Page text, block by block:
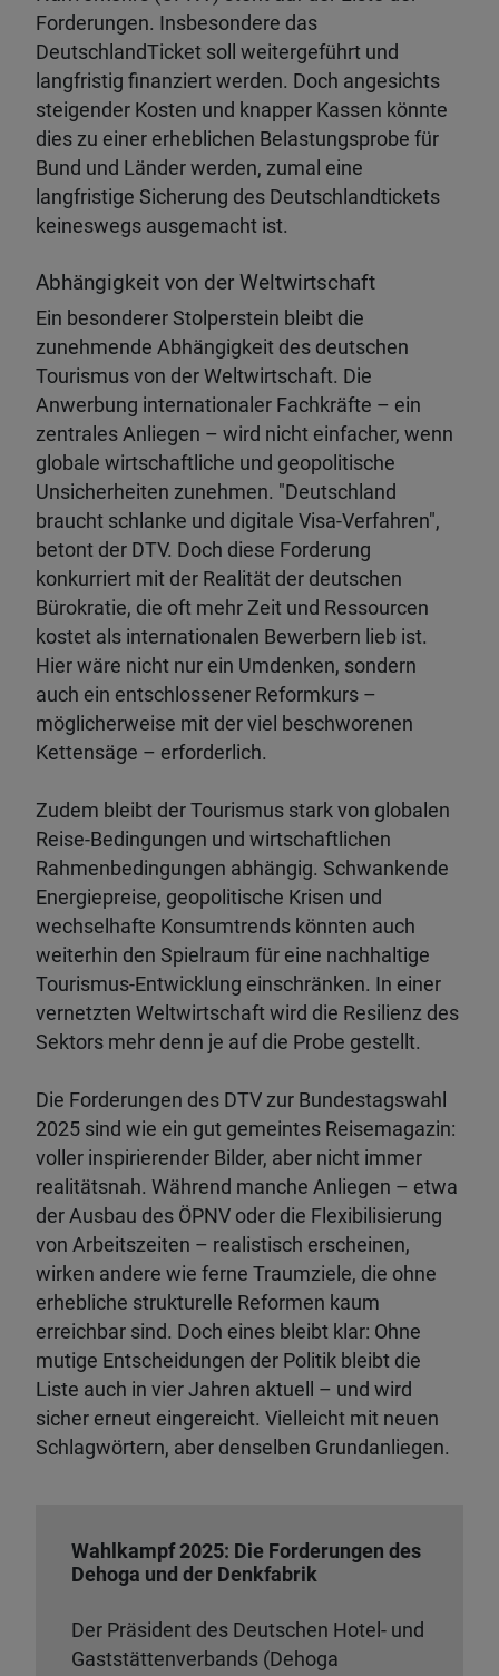
Forderungen. Insbesondere das
DeutschlandTicket soll weitergeführt und
langfristig finanziert werden. Doch angesichts
steigender Kosten und knapper Kassen könnte
dies zu einer erheblichen Belastungsprobe für
Bund und Länder werden, zumal eine
langfristige Sicherung des Deutschlandtickets
keineswegs ausgemacht ist.
Abhängigkeit von der Weltwirtschaft
Ein besonderer Stolperstein bleibt die
zunehmende Abhängigkeit des deutschen
Tourismus von der Weltwirtschaft. Die
Anwerbung internationaler Fachkräfte – ein
zentrales Anliegen – wird nicht einfacher, wenn
globale wirtschaftliche und geopolitische
Unsicherheiten zunehmen. "Deutschland
braucht schlanke und digitale Visa-Verfahren",
betont der DTV. Doch diese Forderung
konkurriert mit der Realität der deutschen
Bürokratie, die oft mehr Zeit und Ressourcen
kostet als internationalen Bewerbern lieb ist.
Hier wäre nicht nur ein Umdenken, sondern
auch ein entschlossener Reformkurs –
möglicherweise mit der viel beschworenen
Kettensäge – erforderlich.
Zudem bleibt der Tourismus stark von globalen
Reise-Bedingungen und wirtschaftlichen
Rahmenbedingungen abhängig. Schwankende
Energiepreise, geopolitische Krisen und
wechselhafte Konsumtrends könnten auch
weiterhin den Spielraum für eine nachhaltige
Tourismus-Entwicklung einschränken. In einer
vernetzten Weltwirtschaft wird die Resilienz des
Sektors mehr denn je auf die Probe gestellt.
Die Forderungen des DTV zur Bundestagswahl
2025 sind wie ein gut gemeintes Reisemagazin:
voller inspirierender Bilder, aber nicht immer
realitätsnah. Während manche Anliegen – etwa
der Ausbau des ÖPNV oder die Flexibilisierung
von Arbeitszeiten – realistisch erscheinen,
wirken andere wie ferne Traumziele, die ohne
erhebliche strukturelle Reformen kaum
erreichbar sind. Doch eines bleibt klar: Ohne
mutige Entscheidungen der Politik bleibt die
Liste auch in vier Jahren aktuell – und wird
sicher erneut eingereicht. Vielleicht mit neuen
Schlagwörtern, aber denselben Grundanliegen.
Wahlkampf 2025: Die Forderungen des
Dehoga und der Denkfabrik
Der Präsident des Deutschen Hotel- und
Gaststättenverbands (Dehoga